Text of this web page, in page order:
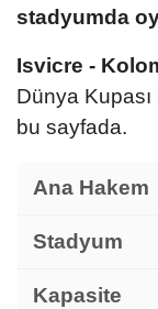
stadyumda
Isvicre -
Dünya Kupası
bu sayfada.
Ana Hakem
Stadyum
Kapasite